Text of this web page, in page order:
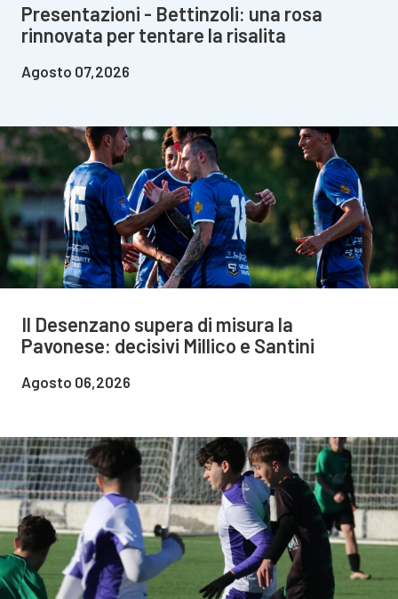
Presentazioni - Bettinzoli: una rosa
rinnovata per tentare la risalita
Agosto 07,2026
Il Desenzano supera di misura la
Pavonese: decisivi Millico e Santini
Agosto 06,2026